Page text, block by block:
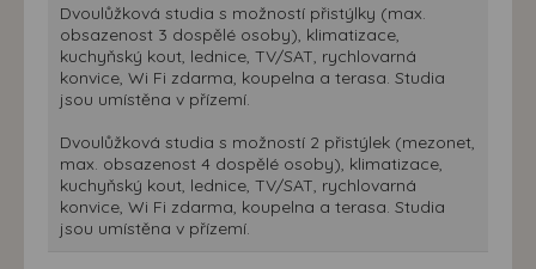
Dvoulůžková studia s možností přistýlky (max.
obsazenost 3 dospělé osoby), klimatizace,
kuchyňský kout, lednice, TV/SAT, rychlovarná
konvice, Wi Fi zdarma, koupelna a terasa. Studia
jsou umístěna v přízemí.
Dvoulůžková studia s možností 2 přistýlek (mezonet,
max. obsazenost 4 dospělé osoby), klimatizace,
kuchyňský kout, lednice, TV/SAT, rychlovarná
konvice, Wi Fi zdarma, koupelna a terasa. Studia
jsou umístěna v přízemí.